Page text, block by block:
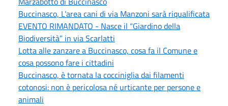
Buccinasco, L’area cani di via Manzoni sarà riqualificata
EVENTO RIMANDATO - Nasce il “Giardino della
Biodiversità” in via Scarlatti
Lotta alle zanzare a Buccinasco, cosa fa il Comune e
cosa possono fare i cittadini
Buccinasco, è tornata la cocciniglia dai filamenti
cotonosi: non è pericolosa né urticante per persone e
animali